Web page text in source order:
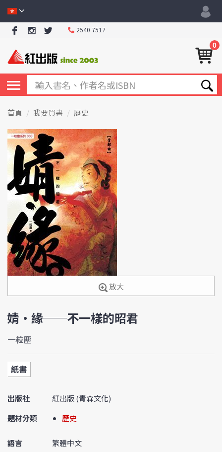
2540 7517
0
首頁 我要買書 歷史
放大
婧•緣──不一樣的昭君
一粒塵
紙書
出版社
紅出版 (青森文化)
題材分類
歷史
語言
繁體中文